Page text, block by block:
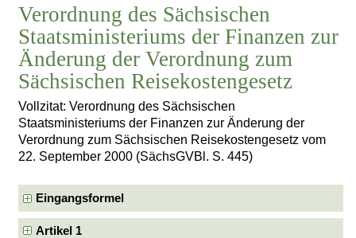
Verordnung des Sächsischen
Staatsministeriums der Finanzen zur
Änderung der Verordnung zum
Sächsischen Reisekostengesetz
Vollzitat: Verordnung des Sächsischen
Staatsministeriums der Finanzen zur Änderung der
Verordnung zum Sächsischen Reisekostengesetz vom
22. September 2000 (SächsGVBl. S. 445)
Eingangsformel
Artikel 1